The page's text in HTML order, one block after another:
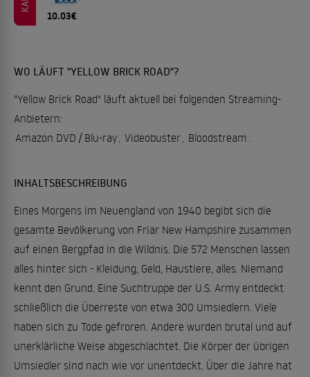
10.03€
WO LÄUFT "YELLOW BRICK ROAD"?
"Yellow Brick Road" läuft aktuell bei folgenden Streaming-
Anbietern:
Amazon DVD / Blu-ray, Videobuster, Bloodstream .
INHALTSBESCHREIBUNG
Eines Morgens im Neuengland von 1940 begibt sich die
gesamte Bevölkerung von Friar New Hampshire zusammen
auf einen Bergpfad in die Wildnis. Die 572 Menschen lassen
alles hinter sich - Kleidung, Geld, Haustiere, alles. Niemand
kennt den Grund. Eine Suchtruppe der U.S. Army entdeckt
schließlich die Überreste von etwa 300 Umsiedlern. Viele
haben sich zu Tode gefroren. Andere wurden brutal und auf
unerklärliche Weise abgeschlachtet. Die Körper der übrigen
Umsiedler sind nach wie vor unentdeckt. Über die Jahre hat